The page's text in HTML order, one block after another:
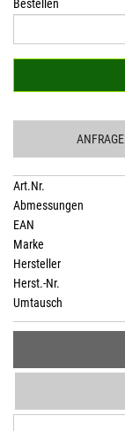
Bestellen
ANFRAGE
Art.Nr.
Abmessungen
EAN
Marke
Hersteller
Herst.-Nr.
Umtausch